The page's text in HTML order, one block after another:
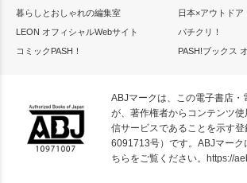
暮らしとおしゃれの編集室
日本×アウトドア
LEON オフィシャルWebサイト
パチクリ！
コミックPASH！
PASH!ブックス
ABJマークは、この電子書店・
が、著作権者からコンテンツ
信サービスであることを示す
6091713号）です。ABJマーク
ちらをご覧ください。
https://